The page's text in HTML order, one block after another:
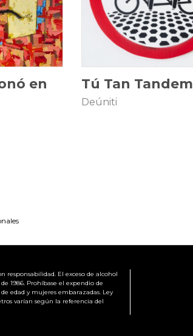
en
Tú Tan Tandem
Deúniti
responsabilidad. El exceso de alcohol
1986. Prohíbase el expendio de
edad y mujeres embarazadas. Ley
varían según la referencia del